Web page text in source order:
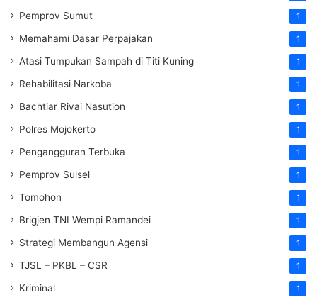
Pemprov Sumut 1
Memahami Dasar Perpajakan 1
Atasi Tumpukan Sampah di Titi Kuning 1
Rehabilitasi Narkoba 1
Bachtiar Rivai Nasution 1
Polres Mojokerto 1
Pengangguran Terbuka 1
Pemprov Sulsel 1
Tomohon 1
Brigjen TNI Wempi Ramandei 1
Strategi Membangun Agensi 1
TJSL – PKBL – CSR 1
Kriminal 1